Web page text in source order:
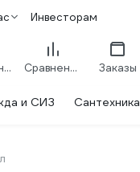
Инвесторам
Избранное Сравнение Заказы
и СИЗ Сантехника